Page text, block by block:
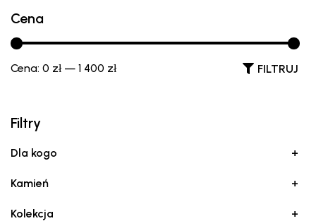
Cena
FILTRUJ
Cena: 0 zł— 1 400 zł
Filtry
Dla kogo +
Kamień +
Kolekcja +